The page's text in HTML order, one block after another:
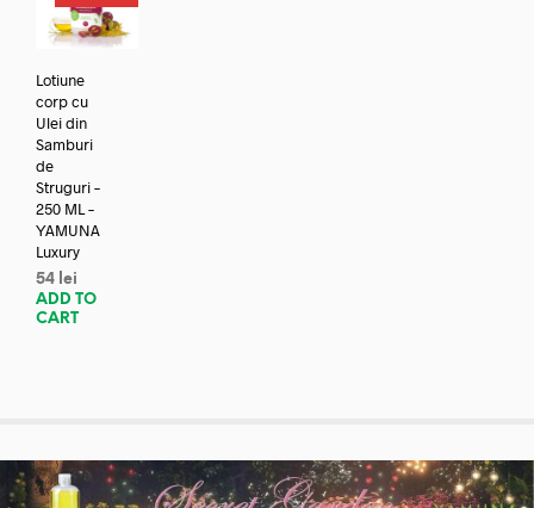
Lotiune
corp cu
Ulei din
Samburi
de
Struguri –
250 ML –
YAMUNA
Luxury
54 lei
ADD TO
CART